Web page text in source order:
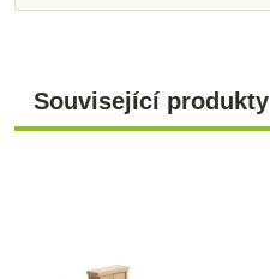
Související produkty